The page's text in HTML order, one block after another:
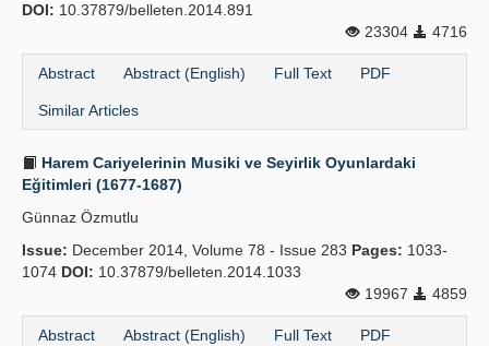
DOI: 10.37879/belleten.2014.891
23304
4716
Abstract Abstract (English) Full Text PDF
Similar Articles
Harem Cariyelerinin Musiki ve Seyirlik Oyunlardaki
Eğitimleri (1677-1687)
Günnaz Özmutlu
Issue: December 2014, Volume 78 - Issue 283 Pages: 1033-
1074 DOI: 10.37879/belleten.2014.1033
19967
4859
Abstract Abstract (English) Full Text PDF